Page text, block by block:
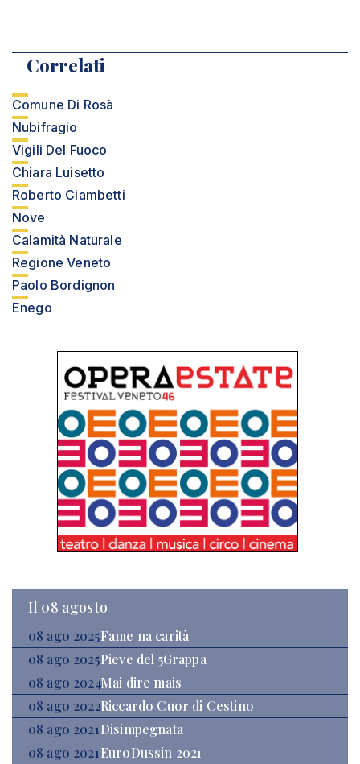
Correlati
Comune Di Rosà
Nubifragio
Vigili Del Fuoco
Chiara Luisetto
Roberto Ciambetti
Nove
Calamità Naturale
Regione Veneto
Paolo Bordignon
Enego
Il 08 agosto
08 ago 2025Fame na carità
08 ago 2025Pieve del 5Grappa
08 ago 2024Mai dire mais
08 ago 2022Riccardo Cuor di Cestino
08 ago 2021Disimpegnata
08 ago 2021EuroDussin 2021